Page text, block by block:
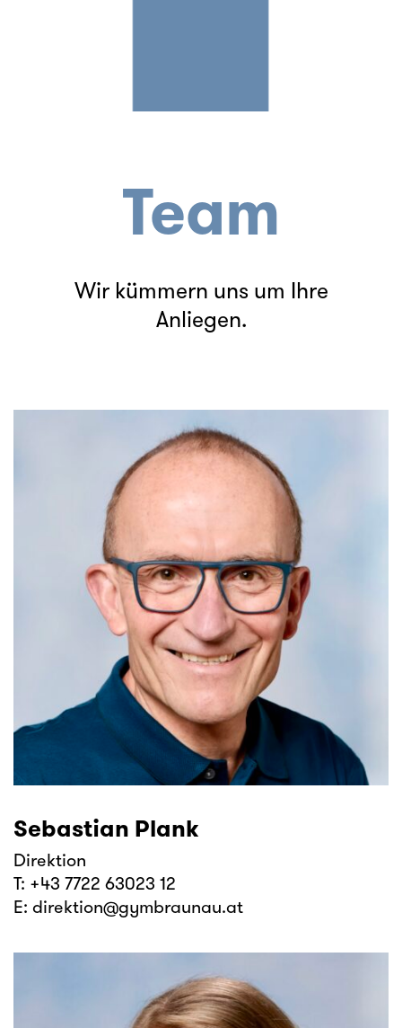
Team
Wir kümmern uns um Ihre
Anliegen.
Sebastian Plank
Direktion
T: +43 7722 63023 12
E: direktion@gymbraunau.at